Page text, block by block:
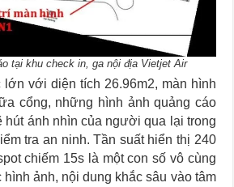
tại khu check in, ga nội địa Vietjet Air
với diện tích 26.96m2, màn hình
cổng, những hình ảnh quảng cáo
hút ánh nhìn của người qua lại trong
tra an ninh. Tần suất hiển thị 240
chiếm 15s là một con số vô cùng
ảnh, nội dung khắc sâu vào tâm